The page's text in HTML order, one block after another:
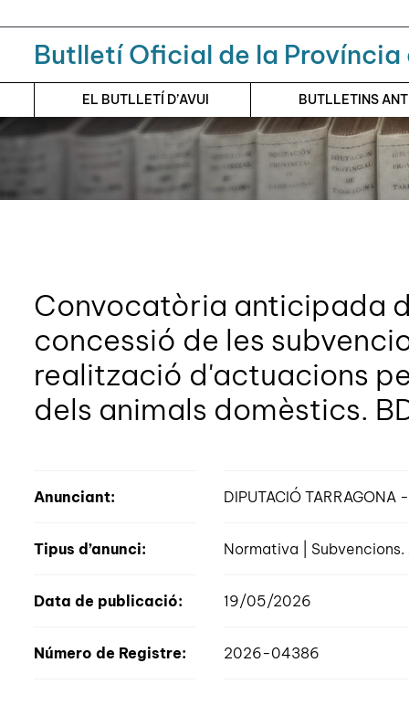
Butlletí Oficial de la Província
EL BUTLLETÍ D’AVUI BUTLLETINS
Convocatòria anticipada
concessió de les
realització d'actuacions
dels animals domèstics.
Anunciant: DIPUTACIÓ TARRAGONA
Tipus d’anunci: Normativa | Subvencions.
Data de publicació: 19/05/2026
Número de Registre: 2026-04386